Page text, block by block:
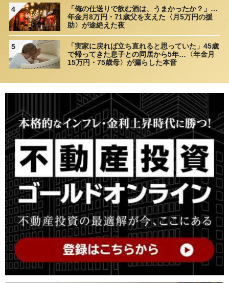
4
「俺の仕送りで飲む酒は、うまかったか？」…
年金月8万円・71歳父を支えた〈月5万円の援
助〉が途絶えた夜
5
「実家に戻れば立ち直れると思っていた」45歳
で帰ってきた息子との同居から5年…〈年金月
15万円・75歳母〉が漏らした本音